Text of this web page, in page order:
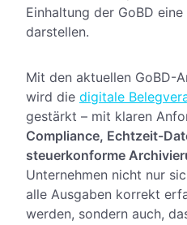
Einhaltung der GoBD
darstellen.
Mit den aktuellen GoBD-
wird die digitale
gestärkt – mit klaren
Compliance, Echtzeit-
steuerkonforme
Unternehmen nicht nur
alle Ausgaben korrekt
werden, sondern auch,